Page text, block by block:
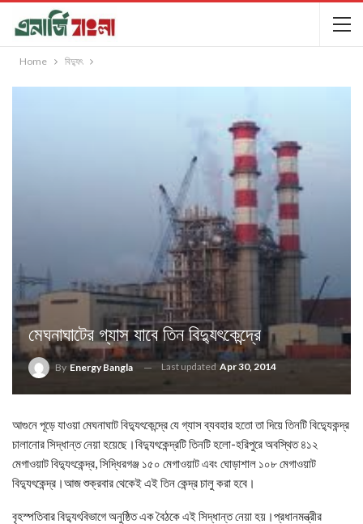
Home বিদ্যুৎ
মেঘনাঘাটের গ্যাস যাবে তিন বিদ্যুৎকেন্দ্রে
By Energy Bangla Last updatedApr 30, 2014
আগুনে পূড়ে যাওয়া মেঘনাঘাট বিদ্যুৎকেন্দ্রে যে গ্যাস ব্যবহার হতো তা দিয়ে তিনটি বিদ্যুেকন্দ্র
চালানোর সিদ্ধান্ত নেয়া হয়েছে।বিদ্যুৎকেন্দ্রটি তিনটি হলো-হরিপুরে অবস্থিত ৪১২
মেগাওয়াট বিদ্যুৎকেন্দ্র, সিদ্ধিরগঞ্জ ১৫০ মেগাওয়াট এবং ঘোড়াশাল ১০৮ মেগাওয়াট
বিদ্যুৎকেন্দ্র।আজ শুক্রবার থেকেই এই তিন কেন্দ্র চালু করা হবে।
বৃহস্পতিবার বিদ্যুৎবিভাগে অনুষ্ঠিত এক বৈঠকে এই সিদ্ধান্ত নেয়া হয়।প্রধানমন্ত্রীর